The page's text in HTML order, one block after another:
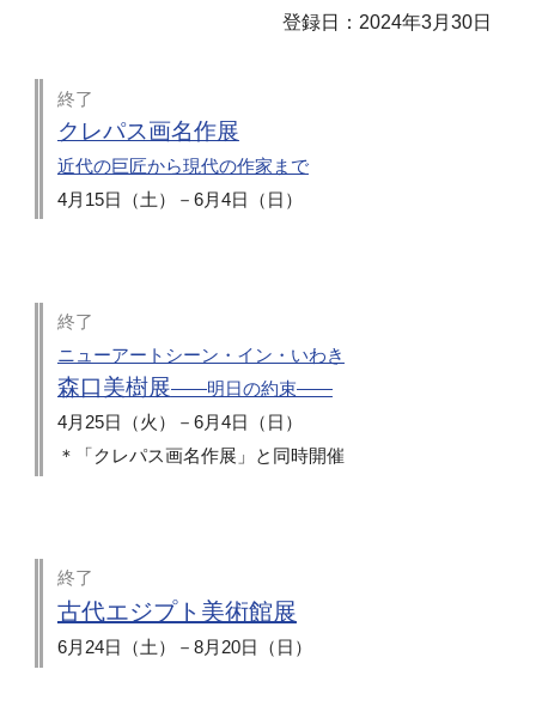
登録日：2024年3月30日
終了
クレパス画名作展
近代の巨匠から現代の作家まで
4月15日（土）－6月4日（日）
終了
ニューアートシーン・イン・いわき
森口美樹展――明日の約束――
4月25日（火）－6月4日（日）
＊「クレパス画名作展」と同時開催
終了
古代エジプト美術館展
6月24日（土）－8月20日（日）